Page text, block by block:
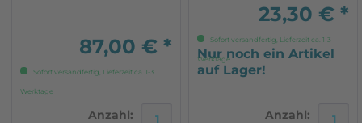
Wellendichtringen,
Kurbelwellenflanschdichtungen,
Ölwannendichtung,
Unterdruckpumpe...
87,00 € *
Sofort versandfertig, Lieferzeit ca. 1-3
Werktage
Anzahl:
23,30 € *
Sofort versandfertig, Lieferzeit ca. 1-3
Werktage
Nur noch ein Artikel
auf Lager!
Anzahl: